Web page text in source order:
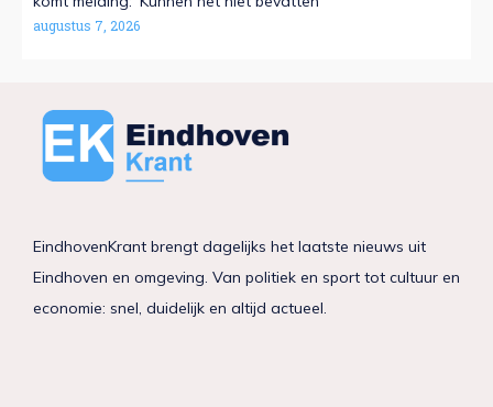
augustus 7, 2026
EindhovenKrant brengt dagelijks het laatste nieuws uit
Eindhoven en omgeving. Van politiek en sport tot cultuur en
economie: snel, duidelijk en altijd actueel.